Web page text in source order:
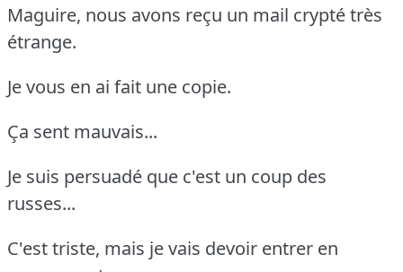
Maguire, nous avons reçu un mail crypté très
étrange.
Je vous en ai fait une copie.
Ça sent mauvais...
Je suis persuadé que c'est un coup des
russes...
C'est triste, mais je vais devoir entrer en